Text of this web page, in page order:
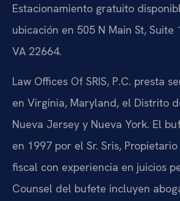
Estacionamiento gratuito
ubicación en 505 N Main St, Suite
VA 22664.
Law Offices Of SRIS, P.C. presta
en Virginia, Maryland, el Distrito
Nueva Jersey y Nueva York. El
en 1997 por el Sr. Sris,
fiscal con experiencia en juicios
Counsel del bufete incluyen